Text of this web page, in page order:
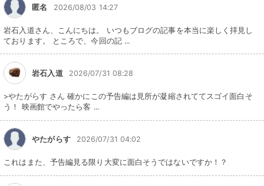
匿名 2026/08/03 14:27
岩石入道さん、こんにちは。 いつもブログの記事を本当に楽しく拝見し
ております。 ところで、今回の記 ...
岩石入道 2026/07/31 08:28
>やたがらす さん 確かにこの予告編は見所が凝縮されててスゴイ面白そ
う！ 映画館でやったら客 ...
やたがらす 2026/07/31 04:02
これはまた、予告編見る限り大変に面白そうではないですか！？